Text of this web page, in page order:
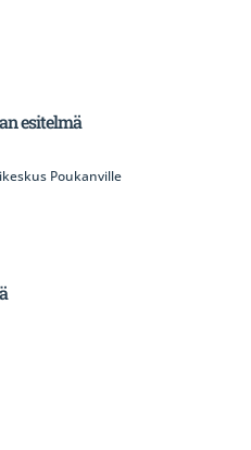
esitelmä
Poukanville